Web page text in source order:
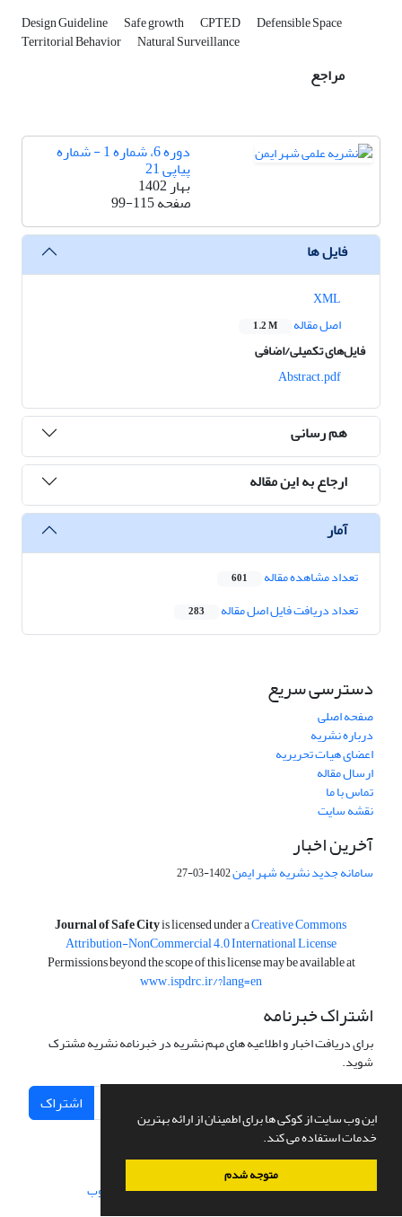
این وب سایت از کوکی ها برای اطمینان از ارائه بهترین
خدمات استفاده می کند.
متوجه شدم
Design Guideline Safe growth CPTED Defensible Space
Territorial Behavior Natural Surveillance
مراجع
دوره 6، شماره 1 - شماره
پیاپی 21
بهار 1402
صفحه99-115
فایل ها
اصل مقاله
1.2 M
فایل‌های تکمیلی/اضافی
Abstract.pdf
هم رسانی
ارجاع به این مقاله
آمار
تعداد مشاهده مقاله 601
تعداد دریافت فایل اصل مقاله 283
دسترسی سریع
صفحه اصلی
درباره نشریه
اعضای هیات تحریریه
ارسال مقاله
تماس با ما
نقشه سایت
آخرین اخبار
سامانه جدید نشریه شهر ایمن1402-03-27
Journal of Safe City
is licensed under aCreative Commons
Attribution-NonCommercial 4.0 International License
Permissions beyond the scope of this license may be available at
www.ispdrc.ir/?lang=en
اشتراک خبرنامه
برای دریافت اخبار و اطلاعیه های مهم نشریه در خبرنامه نشریه مشترک
شوید.
اشتراک
سامانه مدیریت نشریات علمی.طراحی و پیاده سازی از سیناوب